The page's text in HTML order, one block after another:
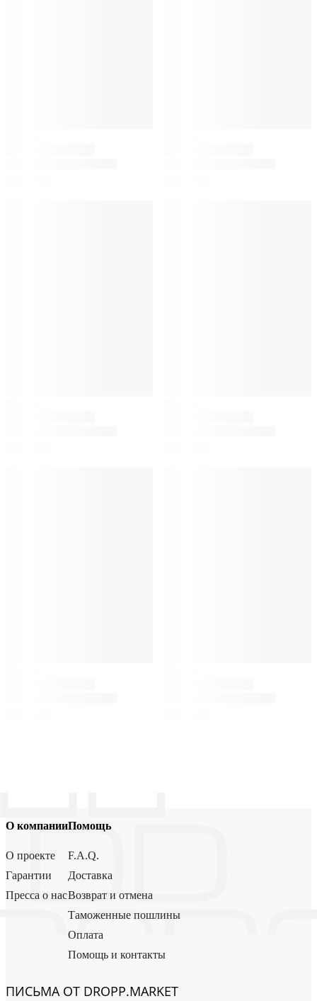
О компании
О проекте
Гарантии
Пресса о нас
Помощь
F.A.Q.
Доставка
Возврат и отмена
Таможенные пошлины
Оплата
Помощь и контакты
ПИСЬМА ОТ DROPP.MARKET